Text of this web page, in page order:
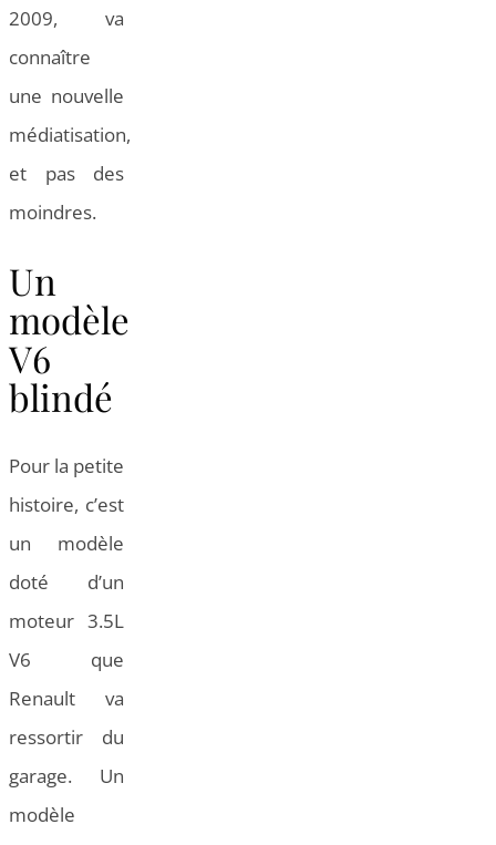
2009, va
connaître
une nouvelle
médiatisation,
et pas des
moindres.
Un
modèle
V6
blindé
Pour la petite
histoire, c’est
un modèle
doté d’un
moteur 3.5L
V6 que
Renault va
ressortir du
garage. Un
modèle